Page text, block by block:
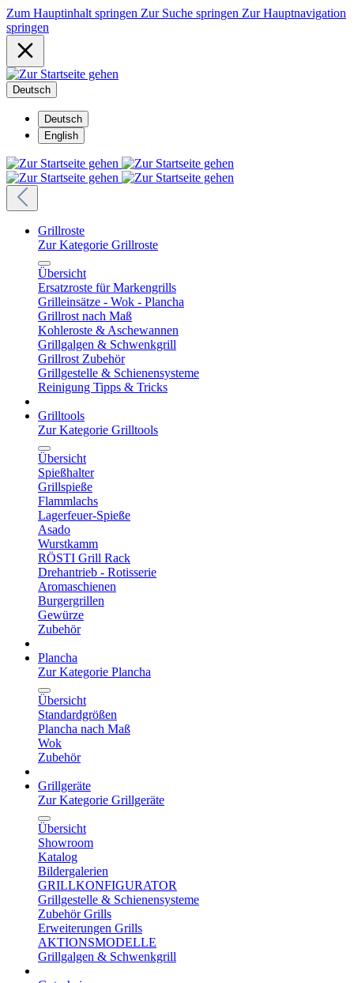
Zum Hauptinhalt springen Zur Suche springen Zur Hauptnavigation
springen
Deutsch
Deutsch
English
Grillroste
Zur Kategorie Grillroste
Übersicht
Ersatzroste für Markengrills
Grilleinsätze - Wok - Plancha
Grillrost nach Maß
Kohleroste & Aschewannen
Grillgalgen & Schwenkgrill
Grillrost Zubehör
Grillgestelle & Schienensysteme
Reinigung Tipps & Tricks
Grilltools
Zur Kategorie Grilltools
Übersicht
Spießhalter
Grillspieße
Flammlachs
Lagerfeuer-Spieße
Asado
Wurstkamm
RÖSTI Grill Rack
Drehantrieb - Rotisserie
Aromaschienen
Burgergrillen
Gewürze
Zubehör
Plancha
Zur Kategorie Plancha
Übersicht
Standardgrößen
Plancha nach Maß
Wok
Zubehör
Grillgeräte
Zur Kategorie Grillgeräte
Übersicht
Showroom
Katalog
Bildergalerien
GRILLKONFIGURATOR
Grillgestelle & Schienensysteme
Zubehör Grills
Erweiterungen Grills
AKTIONSMODELLE
Grillgalgen & Schwenkgrill